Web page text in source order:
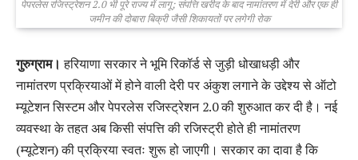
पेपरलेस रजिस्ट्रेशन 2.0 भी पूरे राज्य में लागू; संपत्ति खरीद के बाद नामांतरण में देरी और एक ही
जमीन की दोबारा बिक्री जैसी शिकायतों पर लगेगी रोक
गुरुग्राम। हरियाणा सरकार ने भूमि रिकॉर्ड से जुड़ी धोखाधड़ी और
नामांतरण प्रक्रियाओं में होने वाली देरी पर अंकुश लगाने के उद्देश्य से ऑटो
म्यूटेशन सिस्टम और पेपरलेस रजिस्ट्रेशन 2.0 की शुरुआत कर दी है। नई
व्यवस्था के तहत अब किसी संपत्ति की रजिस्ट्री होते ही नामांतरण
(म्यूटेशन) की प्रक्रिया स्वतः शुरू हो जाएगी। सरकार का दावा है कि